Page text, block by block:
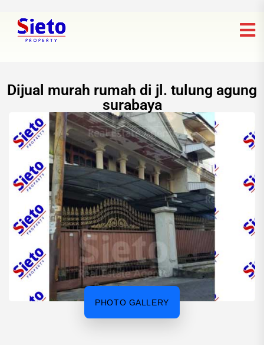
Dijual murah rumah di jl. tulung agung
surabaya
PHOTO GALLERY